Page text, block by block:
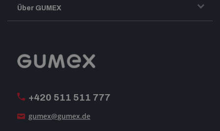
+420 511 511 777
gumex@gumex.de
Transport und Warenversand
Reklamation
Über GUMEX
GUMEX stellt sich vor